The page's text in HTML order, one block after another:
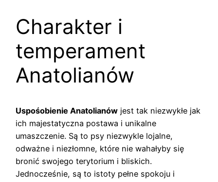
Charakter i
temperament
Anatolianów
Uspośobienie Anatolianów jest tak niezwykłe jak
ich majestatyczna postawa i unikalne
umaszczenie. Są to psy niezwykle lojalne,
odważne i niezłomne, które nie wahałyby się
bronić swojego terytorium i bliskich.
Jednocześnie, są to istoty pełne spokoju i